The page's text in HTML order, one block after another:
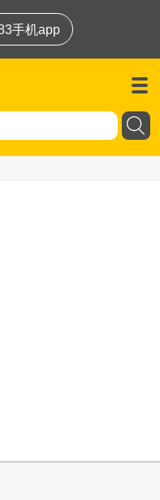
手机app